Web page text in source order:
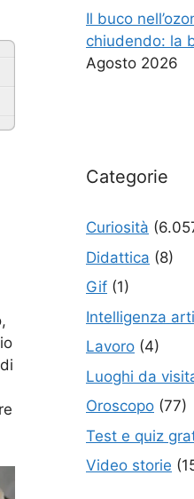
Il buco
chiudendo: la
Agosto 2026
Categorie
Curiosità
Didattica (8)
Gif (1)
Intelligenza
Lavoro (4)
Luoghi da
Oroscopo (77)
Test e quiz
Video storie